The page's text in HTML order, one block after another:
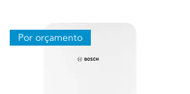
Por orçamento